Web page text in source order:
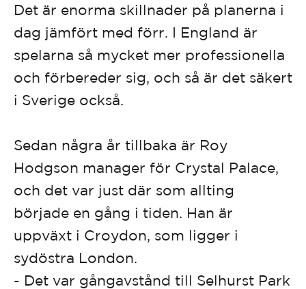
Det är enorma skillnader på planerna i
dag jämfört med förr. I England är
spelarna så mycket mer professionella
och förbereder sig, och så är det säkert
i Sverige också.
Sedan några år tillbaka är Roy
Hodgson manager för Crystal Palace,
och det var just där som allting
började en gång i tiden. Han är
uppväxt i Croydon, som ligger i
sydöstra London.
- Det var gångavstånd till Selhurst Park